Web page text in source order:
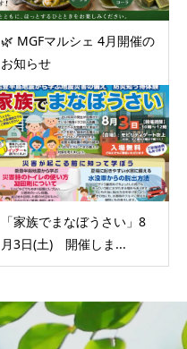
🌿 MGFマルシェ 4月開催の
お知らせ
「家族でまなぼうさい」8
月3日(土) 開催しま...